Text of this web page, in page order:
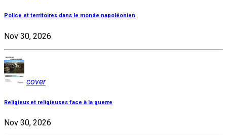
Police et territoires dans le monde napoléonien
Nov 30, 2026
cover
Religieux et religieuses face à la guerre
Nov 30, 2026